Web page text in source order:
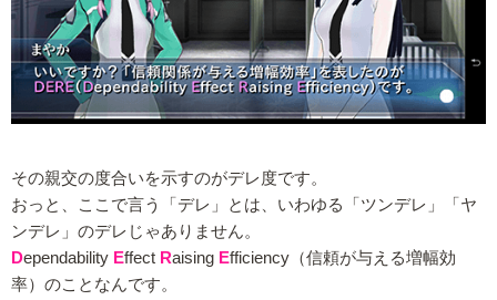
その親交の度合いを示すのがデレ度です。
おっと、ここで言う「デレ」とは、いわゆる「ツンデレ」「ヤ
ンデレ」のデレじゃありません。
Dependability Effect Raising Efficiency（信頼が与える増幅効
率）のことなんです。